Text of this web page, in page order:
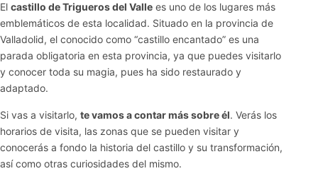
El castillo de Trigueros del Valle es uno de los lugares más
emblemáticos de esta localidad. Situado en la provincia de
Valladolid, el conocido como “castillo encantado” es una
parada obligatoria en esta provincia, ya que puedes visitarlo
y conocer toda su magia, pues ha sido restaurado y
adaptado.
Si vas a visitarlo, te vamos a contar más sobre él. Verás los
horarios de visita, las zonas que se pueden visitar y
conocerás a fondo la historia del castillo y su transformación,
así como otras curiosidades del mismo.